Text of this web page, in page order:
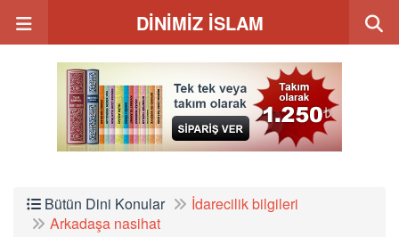
DİNİMİZ İSLAM
Bütün Dini Konular
İdarecilik bilgileri
Arkadaşa nasihat